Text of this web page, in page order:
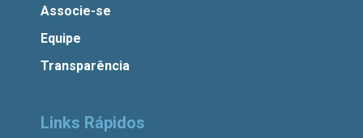
Associe-se
Equipe
Transparência
Links Rápidos